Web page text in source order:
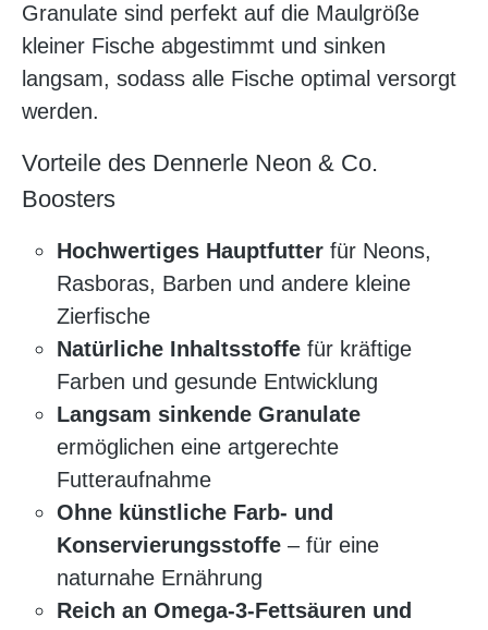
Granulate sind perfekt auf die Maulgröße
kleiner Fische abgestimmt und sinken
langsam, sodass alle Fische optimal versorgt
werden.
Vorteile des Dennerle Neon & Co.
Boosters
Hochwertiges Hauptfutter für Neons,
Rasboras, Barben und andere kleine
Zierfische
Natürliche Inhaltsstoffe für kräftige
Farben und gesunde Entwicklung
Langsam sinkende Granulate
ermöglichen eine artgerechte
Futteraufnahme
Ohne künstliche Farb- und
Konservierungsstoffe – für eine
naturnahe Ernährung
Reich an Omega-3-Fettsäuren und